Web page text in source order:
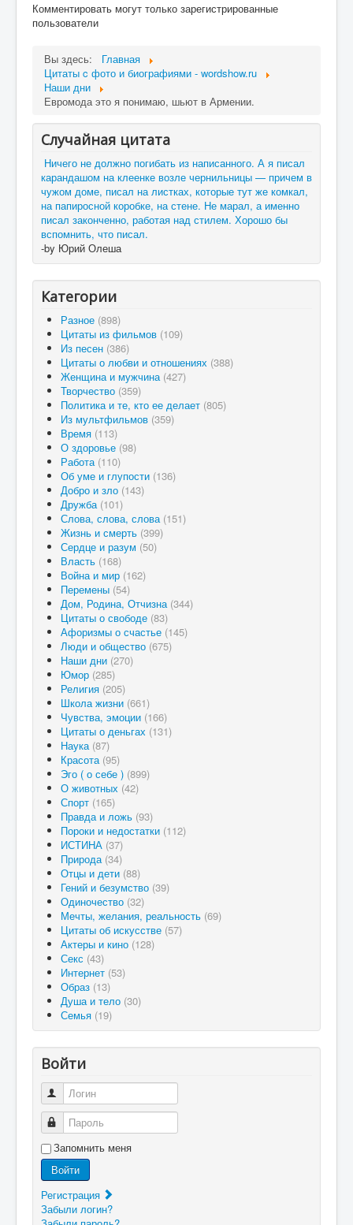
Комментировать могут только зарегистрированные
пользователи
Вы здесь:
Главная
Цитаты c фото и биографиями - wordshow.ru
Наши дни
Евромода это я понимаю, шьют в Армении.
Случайная цитата
Ничего не должно погибать из написанного. А я писал
карандашом на клеенке возле чернильницы — причем в
чужом доме, писал на листках, которые тут же комкал,
на папиросной коробке, на стене. Не марал, а именно
писал законченно, работая над стилем. Хорошо бы
вспомнить, что писал.
-by Юрий Олеша
Категории
Разное (898)
Цитаты из фильмов (109)
Из песен (386)
Цитаты о любви и отношениях (388)
Женщина и мужчина (427)
Творчество (359)
Политика и те, кто ее делает (805)
Из мультфильмов (359)
Время (113)
О здоровье (98)
Работа (110)
Об уме и глупости (136)
Добро и зло (143)
Дружба (101)
Слова, слова, слова (151)
Жизнь и смерть (399)
Сердце и разум (50)
Власть (168)
Война и мир (162)
Перемены (54)
Дом, Родина, Отчизна (344)
Цитаты о свободе (83)
Афоризмы о счастье (145)
Люди и общество (675)
Наши дни (270)
Юмор (285)
Религия (205)
Школа жизни (661)
Чувства, эмоции (166)
Цитаты о деньгах (131)
Наука (87)
Красота (95)
Эго ( о себе ) (899)
О животных (42)
Спорт (165)
Правда и ложь (93)
Пороки и недостатки (112)
ИСТИНА (37)
Природа (34)
Отцы и дети (88)
Гений и безумство (39)
Одиночество (32)
Мечты, желания, реальность (69)
Цитаты об искусстве (57)
Актеры и кино (128)
Секс (43)
Интернет (53)
Образ (13)
Душа и тело (30)
Семья (19)
Войти
Логин
Пароль
Запомнить меня
Войти
Регистрация
Забыли логин?